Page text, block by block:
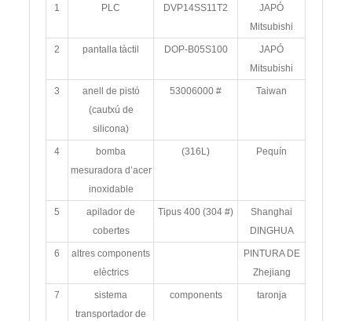
1 PLC DVP14SS11T2
JAPÓ
Mitsubishi
2 pantalla tàctil DOP-B05S100
JAPÓ
Mitsubishi
3
anell de pistó
(cautxú de
silicona)
53006000 # Taiwan
4
bomba
mesuradora d’acer
inoxidable
(316L) Pequín
5
apilador de
cobertes
Tipus 400 (304 #)
Shanghai
DINGHUA
6
altres components
elèctrics
PINTURA DE
Zhejiang
7
sistema
transportador de
components taronja